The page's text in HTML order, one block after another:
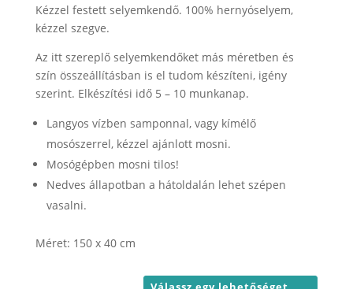
23.000
Kézzel festett selyemkendő. 100% hernyóselyem,
kézzel szegve.
Az itt szereplő selyemkendőket más méretben és
szín összeállításban is el tudom készíteni, igény
szerint. Elkészítési idő 5 – 10 munkanap.
Langyos vízben samponnal, vagy kímélő
mosószerrel, kézzel ajánlott mosni.
Mosógépben mosni tilos!
Nedves állapotban a hátoldalán lehet szépen
vasalni.
Méret: 150 x 40 cm